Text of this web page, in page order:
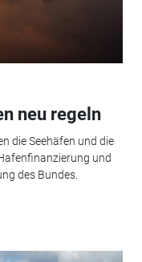
neu regeln
die Seehäfen und die
und
des Bundes.